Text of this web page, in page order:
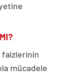
faizlerinin
mücadele